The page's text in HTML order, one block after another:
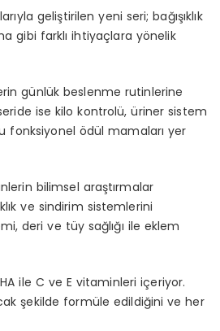
geliştirilen yeni seri; bağışıklık
gibi farklı ihtiyaçlara yönelik
günlük beslenme rutinlerine
ise kilo kontrolü, üriner sistem
fonksiyonel ödül mamaları yer
bilimsel araştırmalar
ve sindirim sistemlerini
deri ve tüy sağlığı ile eklem
ile C ve E vitaminleri içeriyor.
şekilde formüle edildiğini ve her